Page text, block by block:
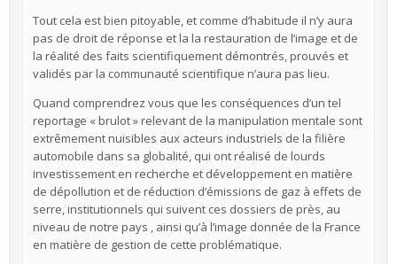
Tout cela est bien pitoyable, et comme d’habitude il n’y aura
pas de droit de réponse et la la restauration de l’image et de
la réalité des faits scientifiquement démontrés, prouvés et
validés par la communauté scientifique n’aura pas lieu.
Quand comprendrez vous que les conséquences d’un tel
reportage « brulot » relevant de la manipulation mentale sont
extrêmement nuisibles aux acteurs industriels de la filière
automobile dans sa globalité, qui ont réalisé de lourds
investissement en recherche et développement en matière
de dépollution et de réduction d’émissions de gaz à effets de
serre, institutionnels qui suivent ces dossiers de près, au
niveau de notre pays , ainsi qu’à l’image donnée de la France
en matière de gestion de cette problématique.